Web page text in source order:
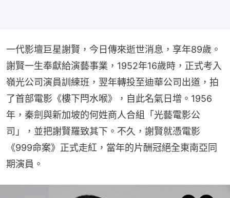
一代影壇巨星謝賢，今日傳來逝世消息，享年89歲。
謝賢一生奉獻給演藝事業，1952年16歲時，正式考入
嶺光公司演員訓練班，翌年轉投至迪華公司出道，拍
了首部電影《樓下閂水喉》，自此名氣日增。1956
年，秦劍與新加坡的何姓商人合組「光藝電影公
司」，並把謝賢羅致其下。不久，謝賢就憑電影
《999命案》正式走紅，當年的片酬冠絕全東南亞同
期演員。